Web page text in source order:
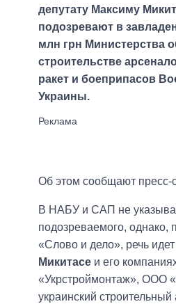
депутату Максиму
подозревают в
млн грн Министерства
строительстве
ракет и боеприпасов
Украины.
Об этом сообщают пресс-
В НАБУ и САП не
подозреваемого, однако,
«Слово и дело», речь идет
Микитасе и его
«Укрстроймонтаж», ООО
украинский строительный